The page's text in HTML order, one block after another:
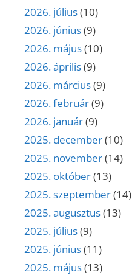
2026. július(10)
2026. június(9)
2026. május(10)
2026. április(9)
2026. március(9)
2026. február(9)
2026. január(9)
2025. december(10)
2025. november(14)
2025. október(13)
2025. szeptember(14)
2025. augusztus(13)
2025. július(9)
2025. június(11)
2025. május(13)